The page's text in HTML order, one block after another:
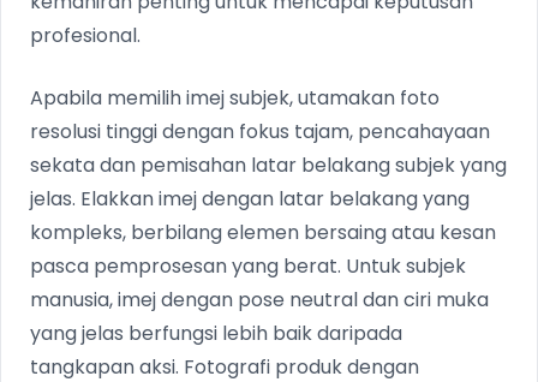
profesional.
Apabila memilih imej subjek, utamakan foto
resolusi tinggi dengan fokus tajam, pencahayaan
sekata dan pemisahan latar belakang subjek yang
jelas. Elakkan imej dengan latar belakang yang
kompleks, berbilang elemen bersaing atau kesan
pasca pemprosesan yang berat. Untuk subjek
manusia, imej dengan pose neutral dan ciri muka
yang jelas berfungsi lebih baik daripada
tangkapan aksi. Fotografi produk dengan